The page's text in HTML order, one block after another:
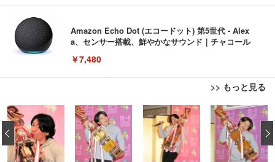
Amazon Echo Dot (エコードット) 第5世代 - Alex
a、センサー搭載、鮮やかなサウンド｜チャコール
￥7,480
>> もっと見る
[EdoErgo] オフィスチェア 椅子 テレワーク 疲れな
い 跳ね上げ式アームレスト コンパクト 約105度ロッ
キング pc 事務椅子 360度回転 座面昇降 強化ナイロ
ン樹脂ベース 通気性メッシュ 在宅ワーク H-WY01
(黒網+黒枠+黒足)
￥5,699
EIZO ビジネス向けプレミアムモニター | FlexScan
EV3240X-WT | 31.5型4K UHD・USB Type-C・ホワ
イト
￥105,595
Amazonベーシック ペットシーツ 薄型 レギュラー 1
回使い捨て 無香料 ホワイト 300枚
￥3,373
‹